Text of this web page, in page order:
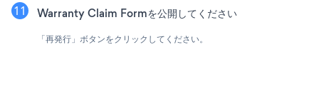
Warranty Claim Formを公開してください
「再発行」ボタンをクリックしてください。